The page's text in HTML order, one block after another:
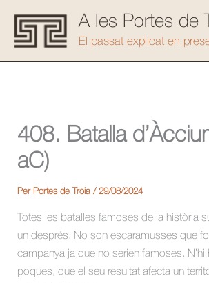
contingut
A les Portes de
El passat explicat en
408. Batalla
aC)
Per Portes de Troia / 29/08/2024
Totes les batalles famoses de la història
un després. No son escaramusses que
campanya ja que no serien famoses. N’hi
poques, que el seu resultat afecta un